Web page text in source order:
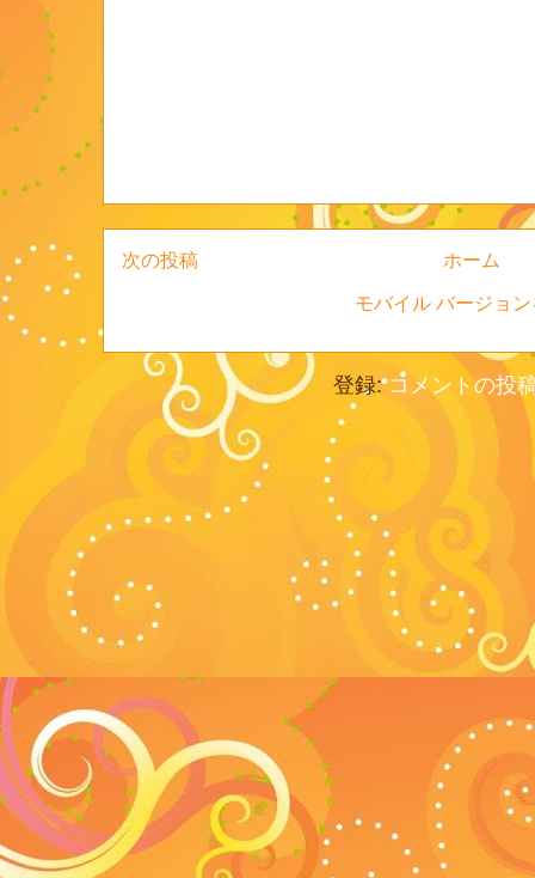
次の投稿 ホーム
モバイル バージョ
登録:コメントの投